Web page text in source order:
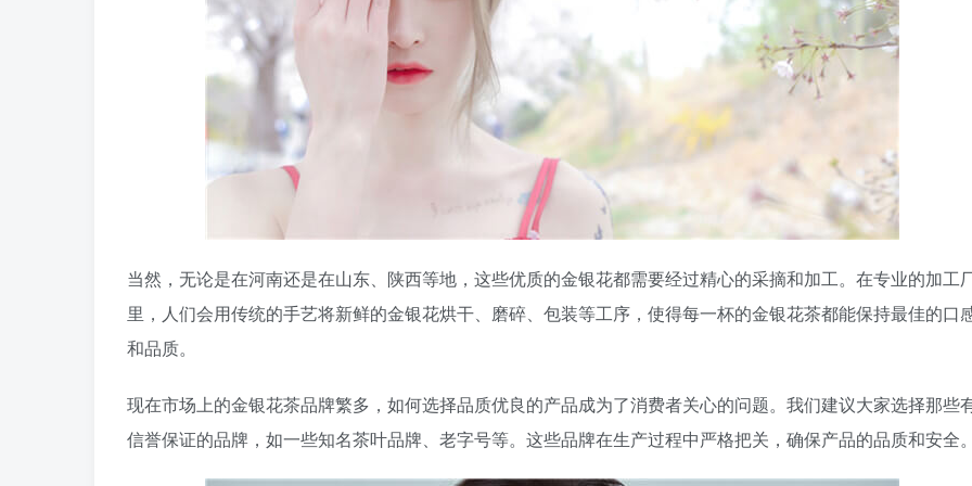
当然，无论是在河南还是在山东、陕西等地，这些优质的金银花都需要经过精心的采摘和加工。在专业的加工
里，人们会用传统的手艺将新鲜的金银花烘干、磨碎、包装等工序，使得每一杯的金银花茶都能保持最佳的口
和品质。
现在市场上的金银花茶品牌繁多，如何选择品质优良的产品成为了消费者关心的问题。我们建议大家选择那些
信誉保证的品牌，如一些知名茶叶品牌、老字号等。这些品牌在生产过程中严格把关，确保产品的品质和安全。